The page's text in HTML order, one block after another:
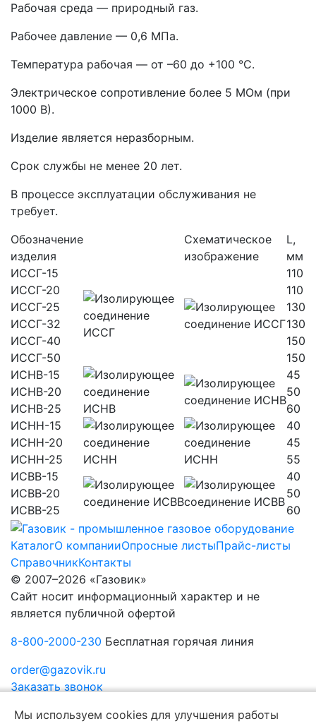
Рабочая среда — природный газ.
Рабочее давление — 0,6 МПа.
Температура рабочая — от –60 до +100 °С.
Электрическое сопротивление более 5 МОм (при
1000 В).
Изделие является неразборным.
Срок службы не менее 20 лет.
В процессе эксплуатации обслуживания не
требует.
Обозначение
изделия
Схематическое
изображение
L,
мм
ИССГ-15
ИССГ-20
ИССГ-25
ИССГ-32
ИССГ-40
ИССГ-50
110
110
130
130
150
150
ИСНВ-15
ИСНВ-20
ИСНВ-25
45
50
60
ИСНН-15
ИСНН-20
ИСНН-25
40
45
55
ИСВВ-15
ИСВВ-20
ИСВВ-25
40
50
60
КаталогО компанииОпросные листыПрайс-листы
СправочникКонтакты
© 2007–2026 «Газовик»
Сайт носит информационный характер и не
является публичной офертой
8-800-2000-230 Бесплатная горячая линия
order@gazovik.ru
Заказать звонок
Мы используем cookies для улучшения работы